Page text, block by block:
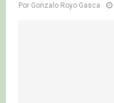
Por Gonzalo Royo Gasca